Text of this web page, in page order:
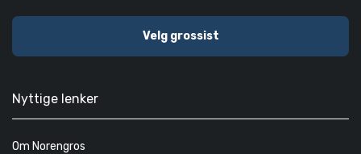
Velg grossist
Nyttige lenker
Om Norengros